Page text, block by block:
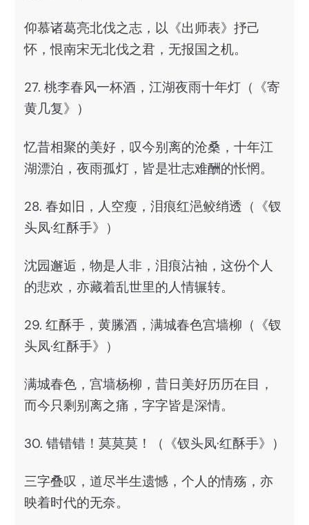
仰慕诸葛亮北伐之志，以《出师表》抒己
怀，恨南宋无北伐之君，无报国之机。
27. 桃李春风一杯酒，江湖夜雨十年灯（《寄
黄几复》）
忆昔相聚的美好，叹今别离的沧桑，十年江
湖漂泊，夜雨孤灯，皆是壮志难酬的怅惘。
28. 春如旧，人空瘦，泪痕红浥鲛绡透（《钗
头凤·红酥手》）
沈园邂逅，物是人非，泪痕沾袖，这份个人
的悲欢，亦藏着乱世里的人情辗转。
29. 红酥手，黄縢酒，满城春色宫墙柳（《钗
头凤·红酥手》）
满城春色，宫墙杨柳，昔日美好历历在目，
而今只剩别离之痛，字字皆是深情。
30. 错错错！莫莫莫！（《钗头凤·红酥手》）
三字叠叹，道尽半生遗憾，个人的情殇，亦
映着时代的无奈。